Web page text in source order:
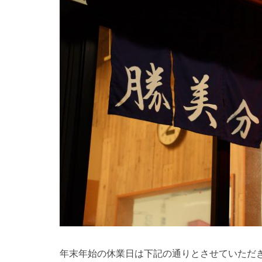
年末年始の休業日は下記の通りとさせていただ